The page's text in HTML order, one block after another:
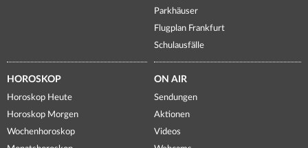
Parkhäuser
Flugplan Frankfurt
Schulausfälle
HOROSKOP
Horoskop Heute
Horoskop Morgen
Wochenhoroskop
ON AIR
Sendungen
Aktionen
Videos